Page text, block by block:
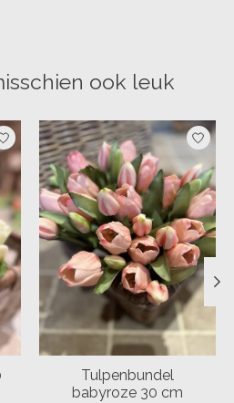
ook leuk
Tulpenbundel
babyroze 30 cm